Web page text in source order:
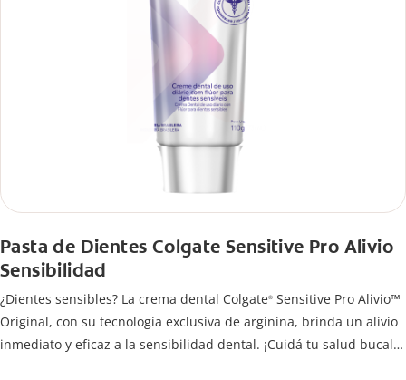
Pasta de Dientes Colgate Sensitive Pro Alivio
Sensibilidad
¿Dientes sensibles? La crema dental Colgate® Sensitive Pro Alivio™
Original, con su tecnología exclusiva de arginina, brinda un alivio
inmediato y eficaz a la sensibilidad dental. ¡Cuidá tu salud bucal!